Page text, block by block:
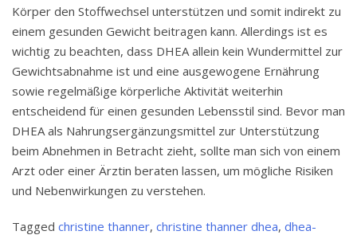
Körper den Stoffwechsel unterstützen und somit indirekt zu
einem gesunden Gewicht beitragen kann. Allerdings ist es
wichtig zu beachten, dass DHEA allein kein Wundermittel zur
Gewichtsabnahme ist und eine ausgewogene Ernährung
sowie regelmäßige körperliche Aktivität weiterhin
entscheidend für einen gesunden Lebensstil sind. Bevor man
DHEA als Nahrungsergänzungsmittel zur Unterstützung
beim Abnehmen in Betracht zieht, sollte man sich von einem
Arzt oder einer Ärztin beraten lassen, um mögliche Risiken
und Nebenwirkungen zu verstehen.
Tagged christine thanner, christine thanner dhea, dhea-